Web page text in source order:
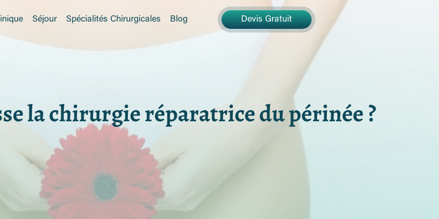
Séjour Spécialités Chirurgicales Blog Devis Gratuit
la chirurgie réparatrice du périnée ?